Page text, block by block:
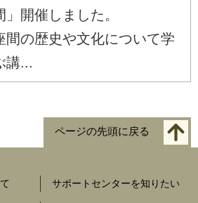
」開催しました。
間の歴史や文化について学
講...
ページの先頭に戻る
サポートセンターを知りたい